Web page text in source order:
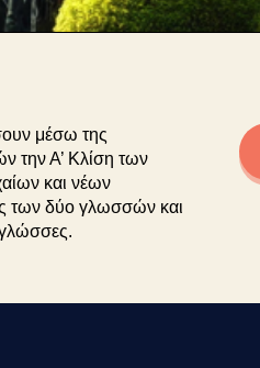
μέσω της
την Α’ Κλίση των
και νέων
των δύο γλωσσών και